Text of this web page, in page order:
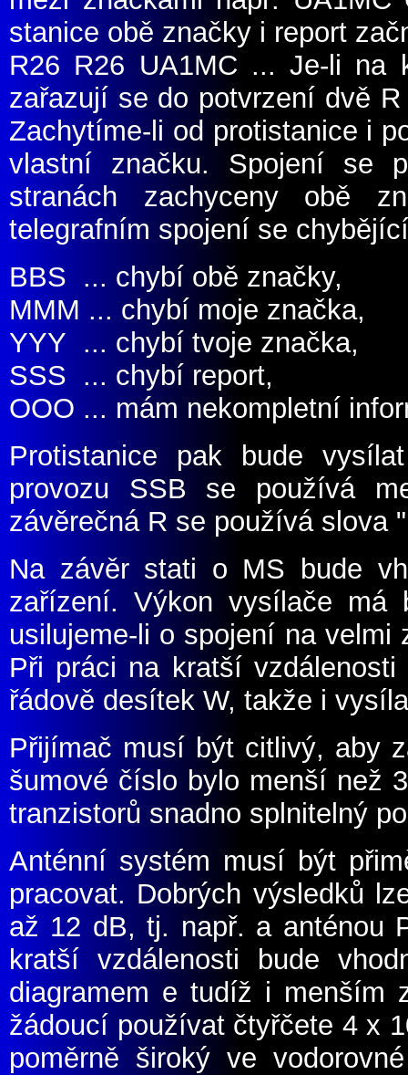
stanice obě značky i report
R26 R26 UA1MC ... Je-li na
zařazují se do potvrzení dvě
Zachytíme-li od protistanice i
vlastní značku. Spojení se
stranách zachyceny obě
telegrafním spojení se
BBS ... chybí obě značky,
MMM ... chybí moje značka,
YYY ... chybí tvoje značka,
SSS ... chybí report,
OOO ... mám nekompletní
Protistanice pak bude
provozu SSB se používá
závěrečná R se používá slova
Na závěr stati o MS bude
zařízení. Výkon vysílače
usilujeme-li o spojení na
Při práci na kratší
řádově desítek W, takže i
Přijímač musí být citlivý, aby
šumové číslo bylo menší než
tranzistorů snadno splnitelný
Anténní systém musí být
pracovat. Dobrých výsledků
až 12 dB, tj. např. a anténou
kratší vzdálenosti bude
diagramem e tudíž i menším
žádoucí používat čtyřčete 4 x
poměrně široký ve